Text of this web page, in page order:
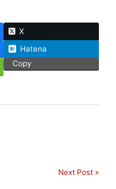
X
Hatena
Copy
Next Post